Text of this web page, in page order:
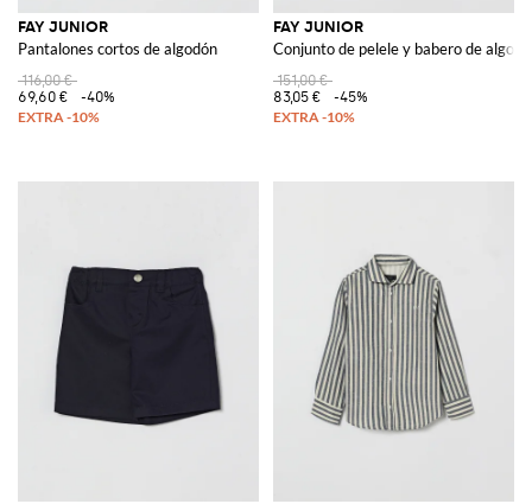
FAY JUNIOR
Pantalones cortos de algodón
116,00 €
69,60 €
-40%
FAY JUNIOR
Conjunto de pelele y babero de
151,00 €
83,05 €
-45%